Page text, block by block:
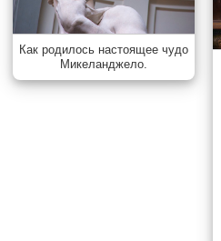
Как родилось настоящее чудо
Микеланджело.